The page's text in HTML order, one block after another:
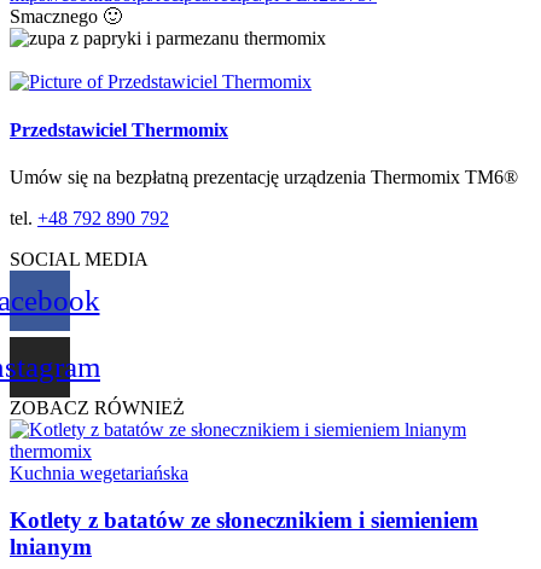
Smacznego 🙂
Przedstawiciel Thermomix
Umów się na bezpłatną prezentację urządzenia Thermomix TM6®
tel. +48 792 890 792
SOCIAL MEDIA
ZOBACZ RÓWNIEŻ
Kuchnia wegetariańska
Kotlety z batatów ze słonecznikiem i siemieniem
lnianym